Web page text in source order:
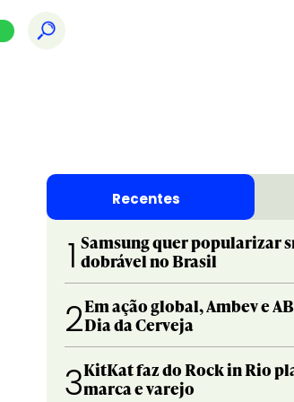
Recentes
1 Samsung quer popularizar
dobrável no Brasil
2Em ação global, Ambev e
Dia da Cerveja
3KitKat faz do Rock in Rio
marca e varejo